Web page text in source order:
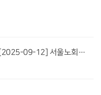
# 첨부 1.[발송 2025-629] 노회 [2025-09-12] 서울노회 청년회연합회 청년&목회자 세미나 참석 요청의 건.pdf